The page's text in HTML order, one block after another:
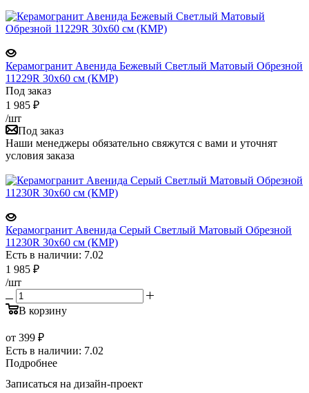
Керамогранит Авенида Бежевый Светлый Матовый Обрезной
11229R 30x60 см (КМР)
Под заказ
1 985 ₽
/шт
Под заказ
Наши менеджеры обязательно свяжутся с вами и уточнят
условия заказа
Керамогранит Авенида Серый Светлый Матовый Обрезной
11230R 30x60 см (КМР)
Есть в наличии: 7.02
1 985 ₽
/шт
В корзину
от 399 ₽
Есть в наличии: 7.02
Подробнее
Записаться на дизайн-проект